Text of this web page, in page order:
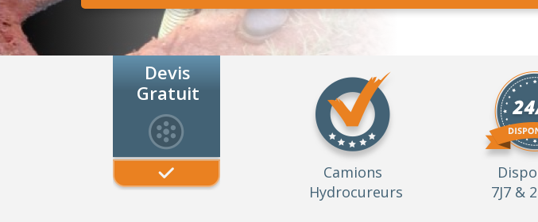
Devis
Gratuit
Camions
Hydrocureurs
7J7 &